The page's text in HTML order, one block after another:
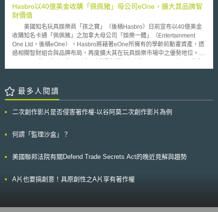
次，並足以導致美國公司董事會整體性別平衡產生顯著的變化。此外，新紐
澤西州(New Jersey)和馬薩諸塞州(Massachusetts)亦在考慮進行類似的立
法，其他州也通過了不具拘束力的準則。根據統計，若其他州採用和加州相
同立法，羅素3000(Russell 3000)中的公司需要在幾年內為女性開放3732
個董事會席次，全國董事會的女性人數將增加近75%。 縱使該法案的
反對者認為，這將增加企業改善種族和民族多樣性的難度，並質疑法案的適
法性，然該法案的提出者仍認為，此一措施對於提升女性的代表權是必要
的，相信當董事會組成多元化，女性的聲音能被聽到時，對整體勞動力的改
等)。 創新中心(COI)則是政府預測未來10年之社會變遷及人口結構，再
根據未來社會可能之需要，以建立理想社會為目標，通常進行具有高難度、
高風險研發之創新中心。目前日本有18個創新中心分佈全國各地，由國家指
定企業與大學共同進行，但是研究負責人只能是大學。
Hasbro以40億美金收購「佩佩豬」母公司eOne，擴大其品牌智
財價值
美國知名玩具娛樂商「孩之寶」（後稱Hasbro）日前宣布以40億美金
收購知名卡通「佩佩豬」之加拿大母公司「娛樂一體」（Entertainment
One Ltd，後稱eOne），Hasbro將藉著eOne所擁有的學齡前動畫資產，透
過相關智財組合與品牌布局，再度擴大其在玩具娛樂市場中之優勢地位。
衣小英雄》（PJ Masks）、《瑞奇衝衝衝》（Ricky Zoom）、《小杯與小
以及強大的故事主導特質與家庭導向故事述說能力，Hasbro表示該些優勢
將吸引遊戲玩家、動畫粉絲與家庭等多元視聽者與消費者，以至將該些動畫
Little Pony）、培樂多黏土（Play-Doh）等，經過本收購交易將能擴大其品
視、音樂及家庭品牌等多面向之全球性經營。 目前eOne董事會於10月
創造力與故事述說等優勢能力，創造更多品牌智財之可能性。 「本文同步
最多人閱讀
二次創作影片是否侵害著作權-以谷阿莫二次創作影片為例
何謂「監理沙盒」？
美國聯邦法院有關Defend Trade Secrets Act的晚近見解與趨勢
A片也要搞創意！具原創性之A片享有著作權